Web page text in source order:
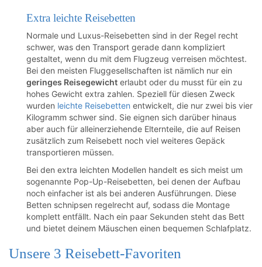
Extra leichte Reisebetten
Normale und Luxus-Reisebetten sind in der Regel recht
schwer, was den Transport gerade dann kompliziert
gestaltet, wenn du mit dem Flugzeug verreisen möchtest.
Bei den meisten Fluggesellschaften ist nämlich nur ein
geringes Reisegewicht erlaubt oder du musst für ein zu
hohes Gewicht extra zahlen. Speziell für diesen Zweck
wurden leichte Reisebetten entwickelt, die nur zwei bis vier
Kilogramm schwer sind. Sie eignen sich darüber hinaus
aber auch für alleinerziehende Elternteile, die auf Reisen
zusätzlich zum Reisebett noch viel weiteres Gepäck
transportieren müssen.
Bei den extra leichten Modellen handelt es sich meist um
sogenannte Pop-Up-Reisebetten, bei denen der Aufbau
noch einfacher ist als bei anderen Ausführungen. Diese
Betten schnipsen regelrecht auf, sodass die Montage
komplett entfällt. Nach ein paar Sekunden steht das Bett
und bietet deinem Mäuschen einen bequemen Schlafplatz.
Unsere 3 Reisebett-Favoriten